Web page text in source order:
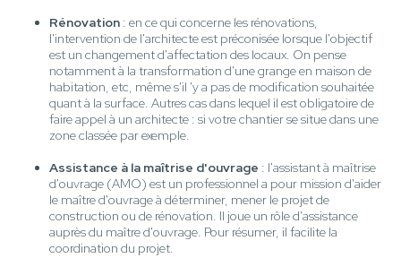
Rénovation : en ce qui concerne les rénovations,
l'intervention de l'architecte est préconisée lorsque l'objectif
est un changement d'affectation des locaux. On pense
notamment à la transformation d'une grange en maison de
habitation, etc, même s'il 'y a pas de modification souhaitée
quant à la surface. Autres cas dans lequel il est obligatoire de
faire appel à un architecte : si votre chantier se situe dans une
zone classée par exemple.
Assistance à la maîtrise d'ouvrage : l'assistant à maîtrise
d'ouvrage (AMO) est un professionnel a pour mission d'aider
le maître d'ouvrage à déterminer, mener le projet de
construction ou de rénovation. Il joue un rôle d'assistance
auprès du maître d'ouvrage. Pour résumer, il facilite la
coordination du projet.